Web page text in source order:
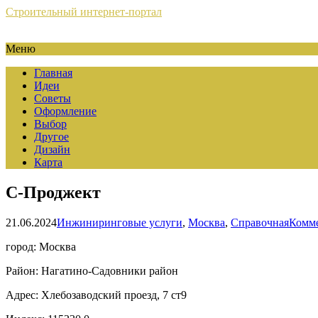
Строительный интернет-портал
Меню
Главная
Идеи
Советы
Оформление
Выбор
Другое
Дизайн
Карта
С-Проджект
21.06.2024Инжиниринговые услуги, Москва, Справочная
город: Москва
Район: Нагатино-Садовники район
Адрес: Хлебозаводский проезд, 7 ст9